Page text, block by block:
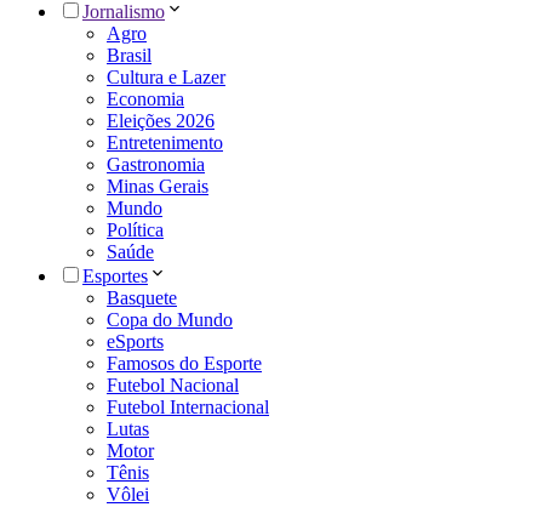
Jornalismo
Agro
Brasil
Cultura e Lazer
Economia
Eleições 2026
Entretenimento
Gastronomia
Minas Gerais
Mundo
Política
Saúde
Esportes
Basquete
Copa do Mundo
eSports
Famosos do Esporte
Futebol Nacional
Futebol Internacional
Lutas
Motor
Tênis
Vôlei